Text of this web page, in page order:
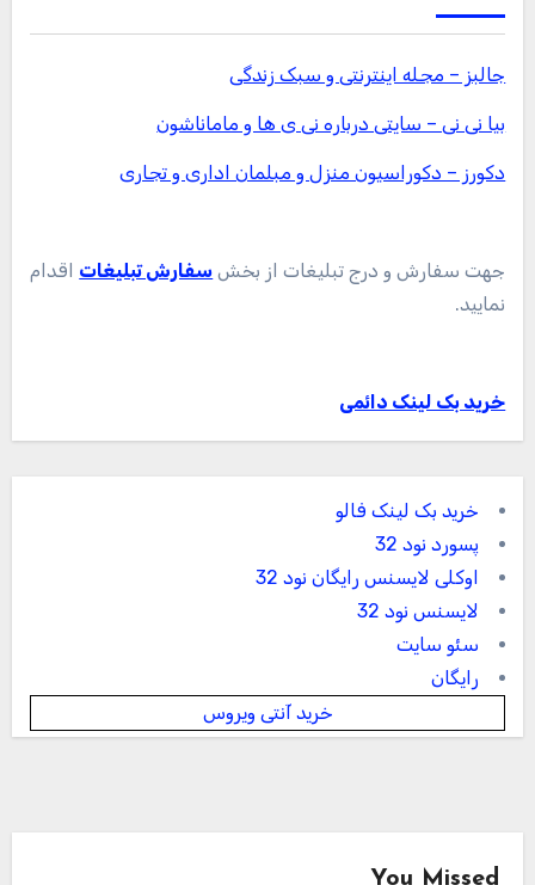
جالبز – مجله اینترنتی و سبک زندگی
بیا نی نی – سایتی درباره نی ی ها و ماماناشون
دکورز – دکوراسیون منزل و مبلمان اداری و تجاری
جهت سفارش و درج تبلیغات از بخش سفارش تبلیغات اقدام
نمایید.
خرید بک لینک دائمی
خرید بک لینک فالو
پسورد نود 32
اوکلی لایسنس رایگان نود 32
لایسنس نود 32
سئو سایت
رایگان
خرید آنتی ویروس
You Missed